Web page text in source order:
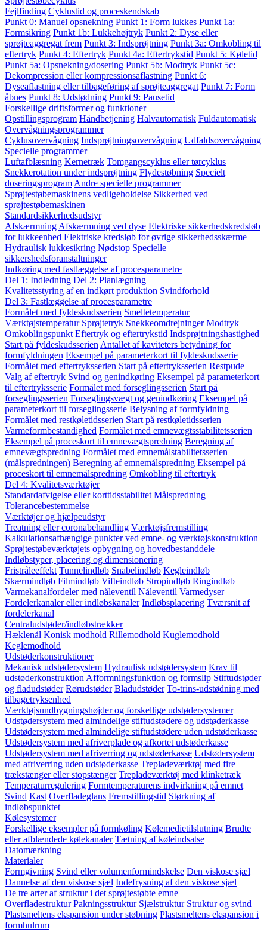
Fejlfinding Cyklustid og proceskendskab
Punkt 0: Manuel opsnekning Punkt 1: Form lukkes Punkt 1a:
Formsikring Punkt 1b: Lukkehøjtryk Punkt 2: Dyse eller
sprøjteaggregat frem Punkt 3: Indsprøjtning Punkt 3a: Omkobling til
eftertryk Punkt 4: Eftertryk Punkt 4a: Eftertrykstid Punkt 5: Køletid
Punkt 5a: Opsnekning/dosering Punkt 5b: Modtryk Punkt 5c:
Dekompression eller kompressionsaflastning Punkt 6:
Dyseaflastning eller tilbageføring af sprøjteaggregat Punkt 7: Form
åbnes Punkt 8: Udstødning Punkt 9: Pausetid
Forskellige driftsformer og funktioner
Opstillingsprogram Håndbetjening Halvautomatisk Fuldautomatisk
Overvågningsprogrammer
Cyklusovervågning Indsprøjtningsovervågning Udfaldsovervågning
Specielle programmer
Luftafblæsning Kernetræk Tomgangscyklus eller tørcyklus
Snekkerotation under indsprøjtning Flydestøbning Specielt
doseringsprogram Andre specielle programmer
Sprøjtestøbemaskinens vedligeholdelse Sikkerhed ved
sprøjtestøbemaskinen
Standardsikkerhedsudstyr
Afskærmning Afskærmning ved dyse Elektriske sikkerhedskredsløb
for lukkeenhed Elektriske kredsløb for øvrige sikkerhedsskærme
Hydraulisk lukkesikring Nødstop Specielle
sikkershedsforanstaltninger
Indkøring med fastlæggelse af procesparametre
Del 1: Indledning Del 2: Planlægning
Kvalitetsstyring af en indkørt produktion Svindforhold
Del 3: Fastlæggelse af procesparametre
Formålet med fyldeskudsserien Smeltetemperatur
Værktøjstemperatur Sprøjtetryk Snekkeomdrejninger Modtryk
Omkoblingspunkt Eftertryk og eftertrykstid Indsprøjtningshastighed
Start på fyldeskudsserien Antallet af kaviteters betydning for
formfyldningen Eksempel på parameterkort til fyldeskudsserie
Formålet med eftertryksserien Start på eftertryksserien Restpude
Valg af eftertryk Svind og genindkøring Eksempel på parameterkort
til eftertryksserie Formålet med forseglingsserien Start på
forseglingsserien Forseglingsvægt og genindkøring Eksempel på
parameterkort til forseglingsserie Belysning af formfyldning
Formålet med restkøletidsserien Start på restkøletidsserien
Varmeformbestandighed Formålet med emnevægtsstabilitetsserien
Eksempel på proceskort til emnevægtspredning Beregning af
emnevægtspredning Formålet med emnemålstabilitetsserien
(målspredningen) Beregning af emnemålspredning Eksempel på
proceskort til emnemålspredning Omkobling til eftertryk
Del 4: Kvalitetsværktøjer
Standardafvigelse eller korttidsstabilitet Målspredning
Tolerancebestemmelse
Værktøjer og hjælpeudstyr
Treatning eller coronabehandling Værktøjsfremstilling
Kalkulationsafhængige punkter ved emne- og værktøjskonstruktion
Sprøjtestøbeværktøjets opbygning og hovedbestanddele
Indløbstyper, placering og dimensionering
Fristråleeffekt Tunnelindløb Snabelindløb Kegleindløb
Skærmindløb Filmindløb Vifteindløb Stropindløb Ringindløb
Varmekanalfordeler med nåleventil Nåleventil Varmedyser
Fordelerkanaler eller indløbskanaler Indløbsplacering Tværsnit af
fordelerkanal
Centraludstøder/indløbstrækker
Hæklenål Konisk modhold Rillemodhold Kuglemodhold
Keglemodhold
Udstøderkonstruktioner
Mekanisk udstødersystem Hydraulisk udstødersystem Krav til
udstøderkonstruktion Afformningsfunktion og formslip Stiftudstøder
og fladudstøder Rørudstøder Bladudstøder To-trins-udstødning med
tilbagetryksenhed
Værktøjsundbygningshøjder og forskellige udstødersystemer
Udstødersystem med almindelige stiftudstødere og udstøderkasse
Udstødersystem med almindelige stiftudstødere uden udstøderkasse
Udstødersystem med afriverplade og afkortet udstøderkasse
Udstødersystem med afriverring og udstøderkasse Udstødersystem
med afriverring uden udstøderkasse Trepladeværktøj med fire
trækstænger eller stopstænger Trepladeværktøj med klinketræk
Temperaturregulering Formtemperaturens indvirkning på emnet
Svind Kast Overfladeglans Fremstillingstid Størkning af
indløbspunktet
Kølesystemer
Forskellige eksempler på formkøling Kølemedietilslutning Brudte
eller afblændede kølekanaler Tætning af køleindsatse
Datomærkning
Materialer
Formgivning Svind eller volumenformindskelse Den viskose sjæl
Dannelse af den viskose sjæl Indefrysning af den viskose sjæl
De tre arter af struktur i det sprøjtestøbte emne
Overfladestruktur Pakningsstruktur Sjælstruktur Struktur og svind
Plastsmeltens ekspansion under støbning Plastsmeltens ekspansion i
formhulrum